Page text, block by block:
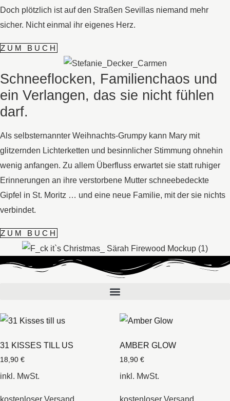
Doch plötzlich ist auf den Straßen Sevillas niemand mehr
sicher. Nicht einmal ihr eigenes Herz.
ZUM BUCH
Schneeflocken, Familienchaos und
ein Verlangen, das sie nicht fühlen
darf.
Als selbsternannter Weihnachts-Grumpy kann Mary mit
glitzernden Lichterketten und besinnlicher Stimmung ohnehin
wenig anfangen. Zu allem Überfluss erwartet sie statt ruhiger
Erinnerungen an ihre verstorbene Mutter schneebedeckte
Gipfel in St. Moritz … und eine neue Familie, mit der sie nichts
verbindet.
ZUM BUCH
31 KISSES TILL US
18,90 €
inkl. MwSt.
AMBER GLOW
18,90 €
inkl. MwSt.